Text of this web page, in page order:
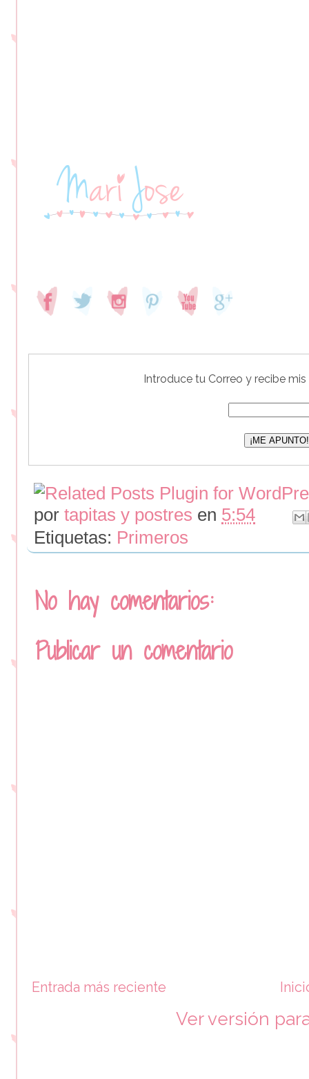
Introduce tu Correo y recibe
por tapitas y postres en 5:54
Etiquetas: Primeros
No hay comentarios:
Publicar un comentario
Entrada más reciente
Ver versión